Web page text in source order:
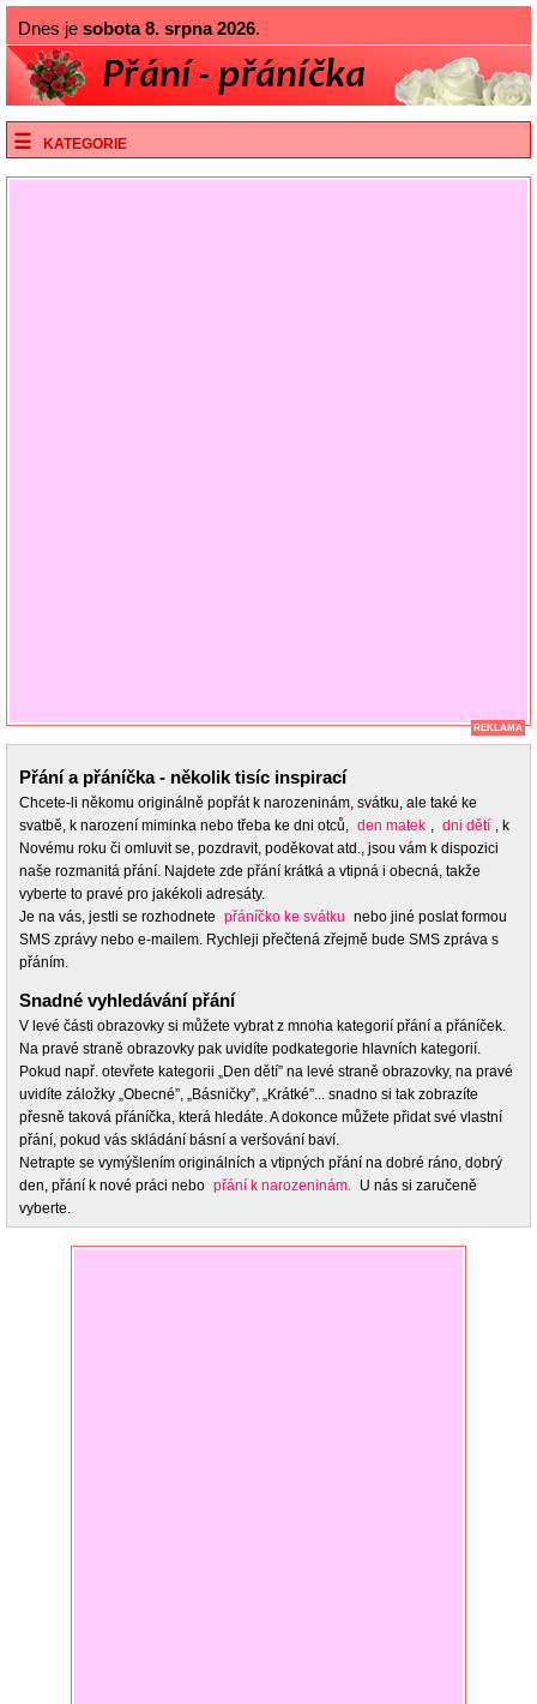
Dnes je sobota 8. srpna 2026.
KATEGORIE
REKLAMA
Přání a přáníčka - několik tisíc inspirací
Chcete-li někomu originálně popřát k narozeninám, svátku, ale také ke
svatbě, k narození miminka nebo třeba ke dni otců, den matek , dni dětí , k
Novému roku či omluvit se, pozdravit, poděkovat atd., jsou vám k dispozici
naše rozmanitá přání. Najdete zde přání krátká a vtipná i obecná, takže
vyberte to pravé pro jakékoli adresáty.
Je na vás, jestli se rozhodnete přáníčko ke svátku nebo jiné poslat formou
SMS zprávy nebo e-mailem. Rychleji přečtená zřejmě bude SMS zpráva s
přáním.
Snadné vyhledávání přání
V levé části obrazovky si můžete vybrat z mnoha kategorií přání a přáníček.
Na pravé straně obrazovky pak uvidíte podkategorie hlavních kategorií.
Pokud např. otevřete kategorii „Den dětí” na levé straně obrazovky, na pravé
uvidíte záložky „Obecné”, „Básničky”, „Krátké”... snadno si tak zobrazíte
přesně taková přáníčka, která hledáte. A dokonce můžete přidat své vlastní
přání, pokud vás skládání básní a veršování baví.
Netrapte se vymýšlením originálních a vtipných přání na dobré ráno, dobrý
den, přání k nové práci nebo přání k narozeninám. U nás si zaručeně
vyberte.